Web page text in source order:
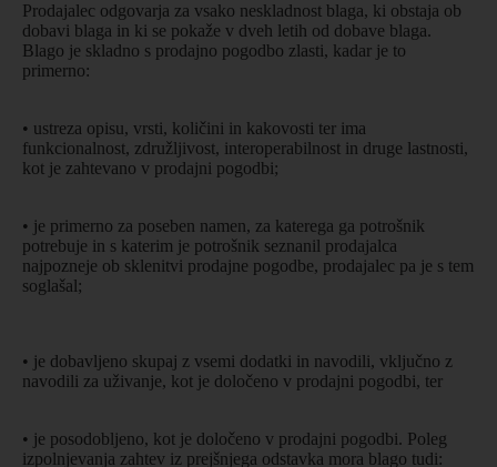
Prodajalec odgovarja za vsako neskladnost blaga, ki obstaja ob
dobavi blaga in ki se pokaže v dveh letih od dobave blaga.
Blago je skladno s prodajno pogodbo zlasti, kadar je to
primerno:
• ustreza opisu, vrsti, količini in kakovosti ter ima
funkcionalnost, združljivost, interoperabilnost in druge lastnosti,
kot je zahtevano v prodajni pogodbi;
• je primerno za poseben namen, za katerega ga potrošnik
potrebuje in s katerim je potrošnik seznanil prodajalca
najpozneje ob sklenitvi prodajne pogodbe, prodajalec pa je s tem
soglašal;
• je dobavljeno skupaj z vsemi dodatki in navodili, vključno z
navodili za uživanje, kot je določeno v prodajni pogodbi, ter
• je posodobljeno, kot je določeno v prodajni pogodbi. Poleg
izpolnjevanja zahtev iz prejšnjega odstavka mora blago tudi: